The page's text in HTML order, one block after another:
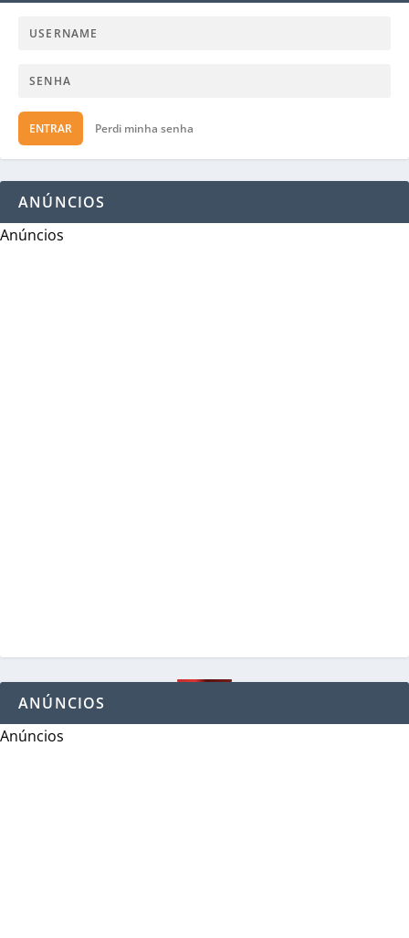
ENTRAR Perdi minha senha
ANÚNCIOS
Anúncios
ANÚNCIOS
Anúncios